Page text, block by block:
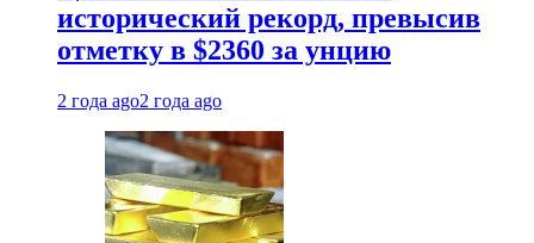
исторический рекорд, превысив
отметку в $2360 за унцию
2 года ago2 года ago